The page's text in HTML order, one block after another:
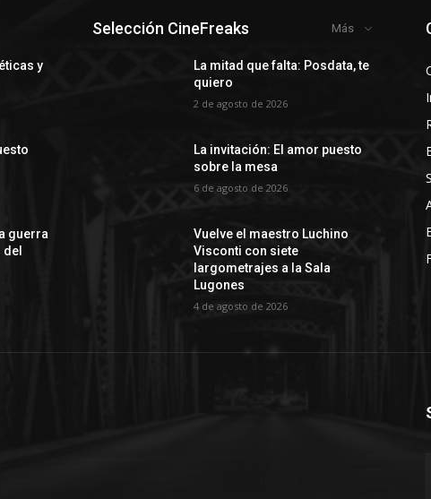
y
guerra
Selección CineFreaks Más
La mitad que falta: Posdata, te
quiero
2 de agosto de 2026
La invitación: El amor puesto
sobre la mesa
6 de agosto de 2026
Vuelve el maestro Luchino
Visconti con siete
largometrajes a la Sala
Lugones
4 de agosto de 2026